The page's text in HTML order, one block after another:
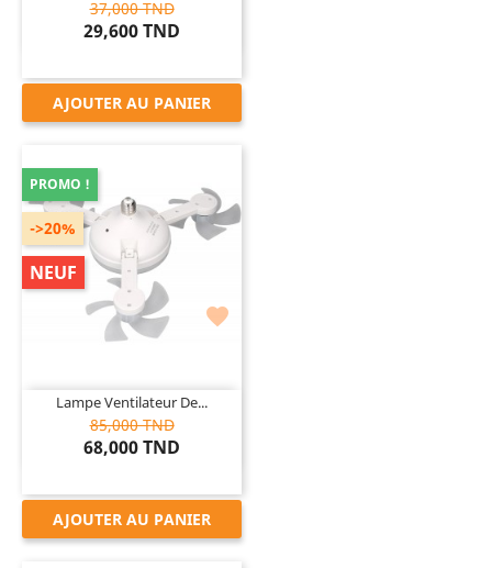
37,000 TND
29,600 TND
AJOUTER AU PANIER

Lampe Ventilateur De...
85,000 TND
68,000 TND
PROMO !
->20%
NEUF
AJOUTER AU PANIER